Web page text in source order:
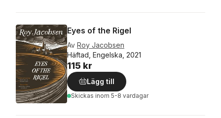
Eyes of the Rigel
Av Roy Jacobsen
Häftad, Engelska, 2021
115 kr
Lägg till
Skickas inom 5-8 vardagar